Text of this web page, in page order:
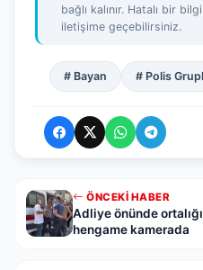
bağlı kalınır. Hatalı bir
iletişime geçebilirsiniz.
# Bayan # Polis
ÖNCEKI HABER
Adliye önünde
hengame kamerada